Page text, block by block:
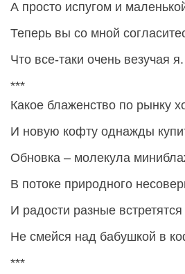
А просто испугом и
Теперь вы со мной
Что все-таки очень везучая я.
***
Какое блаженство по рынку
И новую кофту однажды
Обновка – молекула
В потоке природного
И радости разные
Не смейся над бабушкой в
***